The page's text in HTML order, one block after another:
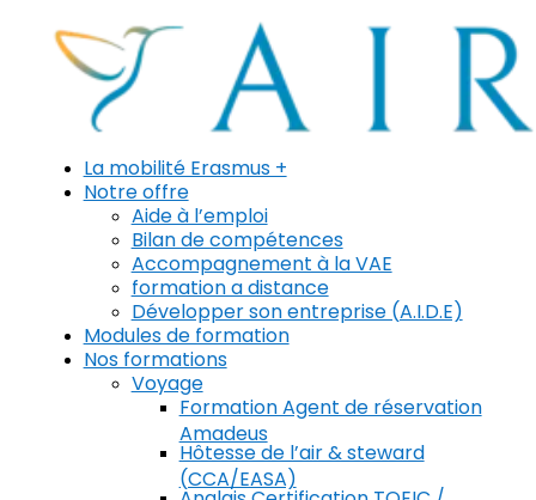
La mobilité Erasmus +
Notre offre
Aide à l’emploi
Bilan de compétences
Accompagnement à la VAE
formation a distance
Développer son entreprise (A.I.D.E)
Modules de formation
Nos formations
Voyage
Formation Agent de réservation
Amadeus
Hôtesse de l’air & steward
(CCA/EASA)